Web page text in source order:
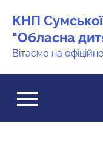
вмісту
КНП
"Обласна
Вітаємо на